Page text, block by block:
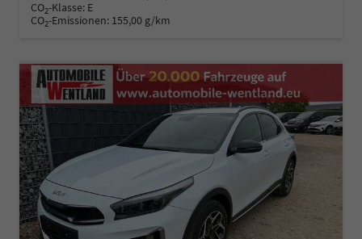
CO2-Klasse: E
CO2-Emissionen: 155,00 g/km